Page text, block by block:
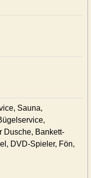
Sauna,
Dusche, Bankett-
DVD-Spieler, Fön,